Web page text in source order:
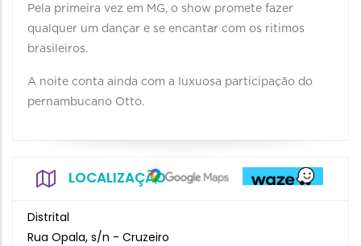
Pela primeira vez em MG, o show promete fazer
qualquer um dançar e se encantar com os ritimos
brasileiros.
A noite conta ainda com a luxuosa participação do
pernambucano Otto.
LOCALIZAÇÃO
Distrital
Rua Opala, s/n - Cruzeiro